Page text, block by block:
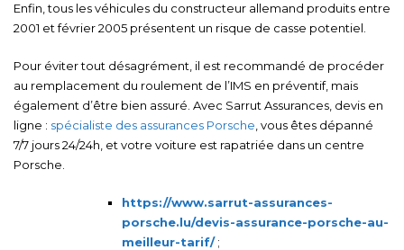
Enfin, tous les véhicules du constructeur allemand produits entre
2001 et février 2005 présentent un risque de casse potentiel.
Pour éviter tout désagrément, il est recommandé de procéder
au remplacement du roulement de l’IMS en préventif, mais
également d’être bien assuré. Avec Sarrut Assurances, devis en
ligne : spécialiste des assurances Porsche , vous êtes dépanné
7/7 jours 24/24h, et votre voiture est rapatriée dans un centre
Porsche.
https://www.sarrut-assurances-
porsche.lu/devis-assurance-porsche-au-
meilleur-tarif/;